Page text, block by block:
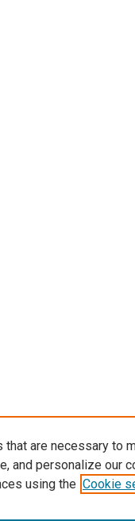
that are necessary to
and personalize our
using the Cookie